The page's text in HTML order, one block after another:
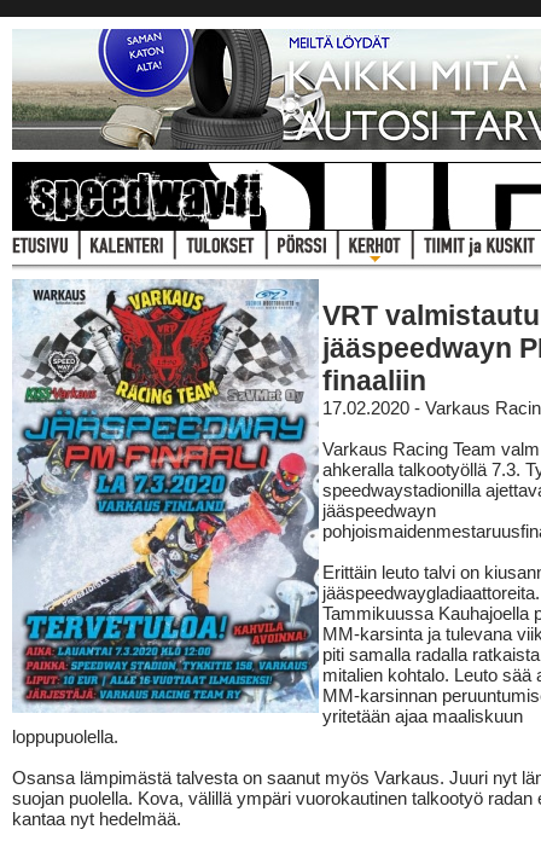
VRT
jääspeedwayn
finaaliin
17.02.2020 - Varkaus
Varkaus Racing Team
ahkeralla talkootyöllä 7.3.
speedwaystadionilla
jääspeedwayn
Erittäin leuto talvi on
jääspeedwaygladiaattoreita.
Tammikuussa Kauhajoella
MM-karsinta ja tulevana
piti samalla radalla
mitalien kohtalo. Leuto sää
MM-karsinnan
yritetään ajaa maaliskuun
loppupuolella.
Osansa lämpimästä talvesta on saanut myös Varkaus. Juuri nyt
suojan puolella. Kova, välillä ympäri vuorokautinen talkootyö radan
kantaa nyt hedelmää.